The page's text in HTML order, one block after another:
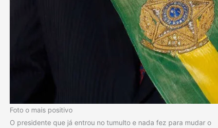
Foto o mais positivo
O presidente que já entrou no tumulto e nada fez para mudar o